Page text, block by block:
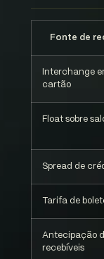
Fonte de
Interchange
cartão
Float sobre
Spread de
Tarifa de
Antecipação
recebíveis